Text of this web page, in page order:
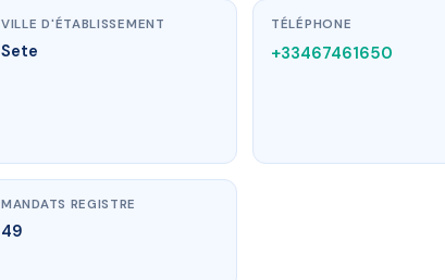
VILLE D'ÉTABLISSEMENT
Sete
TÉLÉPHONE
+33467461650
MANDATS REGISTRE
49